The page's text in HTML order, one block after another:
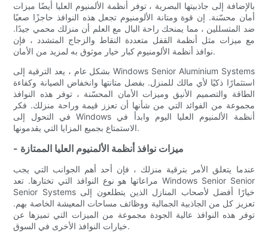
بالإضافة إلى جاذبيتها البصرية ، توفر أنظمة الألمنيوم العليا أيضًا ميزات
أمان محسّنة. إن قوة ومتانة الألومنيوم تجعل هذه النوافذ حاجزًا صعبًا
ضد المتسللين ، مما يمنحك راحة البال مع العلم أن منزلك محمي جيدًا.
مع ميزات مثل أنظمة القفل متعددة النقاط والزجاج المتشدد ، فإن
نوافذ أنظمة الألومنيوم كبار خيار موثوق به لمزيد من الأمان.
بشكل عام ، يعد الترقية إلى Windows Senior Aluminium Systems
استثمارًا ذكيًا لأي مالك للمنزل. بفضل متانتها وانخفاض الصيانة وكفاءة
الطاقة والتصميم الأنيق وميزات الأمان المحسّنة ، توفر هذه النوافذ
مجموعة من الفوائد التي من شأنها أن تعزز قيمة وراحة منزلك. فكر
في التحول إلى Windows أنظمة الألمنيوم العليا اليوم وابدأ في
الاستمتاع بجميع المزايا التي يقدمونها.
- ميزات نوافذ أنظمة الألمنيوم العليا الممتازة
عندما يتعلق الأمر بترقية منزلك ، فإن أحد أهم الجوانب التي يجب
مراعاتها هو نوع النوافذ التي تختارها. تعد Windows Senior Senior
Senior Systems خيارًا أفضل لأصحاب المنازل الذين يتطلعون إلى
تعزيز كل من الجاذبية الجمالية ووظائف مساحات المعيشة الخاصة بهم.
توفر هذه النوافذ عالية الجودة مجموعة من الميزات التي تميزها عن
خيارات النوافذ الأخرى في السوق.